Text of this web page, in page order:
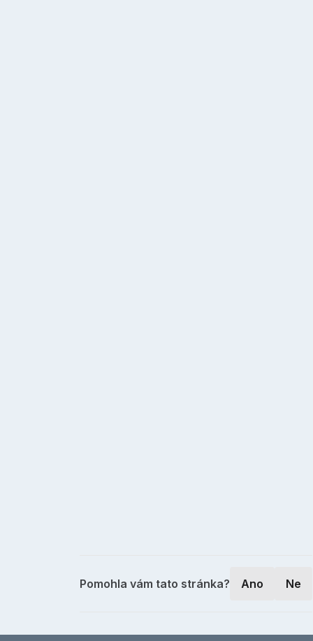
Pomohla vám tato stránka? Ano Ne